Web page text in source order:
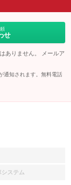
せ
ありません。 メールア
通知されます。無料電話
システム